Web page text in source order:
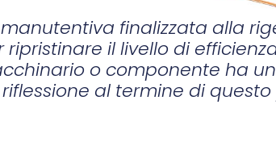
finalizzata alla
il livello di
o componente ha
al termine di